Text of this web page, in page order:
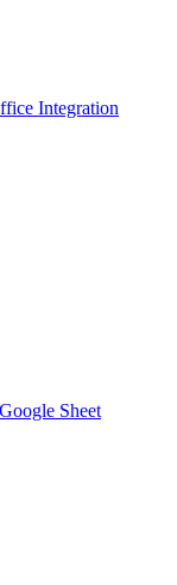
Integration
Sheet